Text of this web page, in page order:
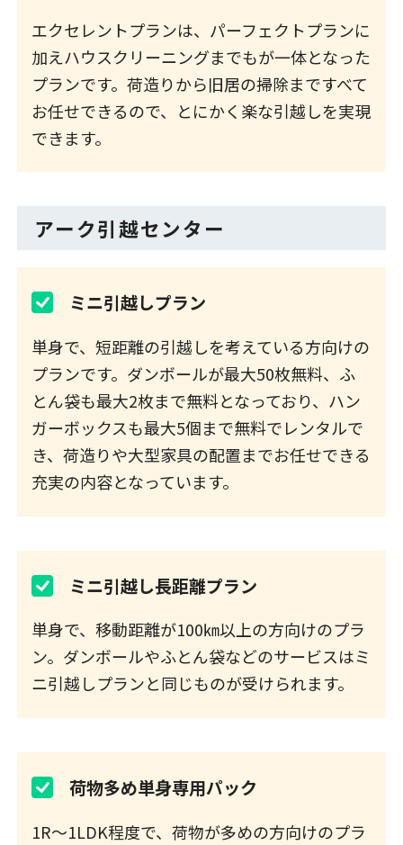
エクセレントプランは、パーフェクトプランに
加えハウスクリーニングまでもが一体となった
プランです。荷造りから旧居の掃除まですべて
お任せできるので、とにかく楽な引越しを実現
できます。
アーク引越センター
ミニ引越しプラン
単身で、短距離の引越しを考えている方向けの
プランです。ダンボールが最大50枚無料、ふ
とん袋も最大2枚まで無料となっており、ハン
ガーボックスも最大5個まで無料でレンタルで
き、荷造りや大型家具の配置までお任せできる
充実の内容となっています。
ミニ引越し長距離プラン
単身で、移動距離が100㎞以上の方向けのプラ
ン。ダンボールやふとん袋などのサービスはミ
ニ引越しプランと同じものが受けられます。
荷物多め単身専用パック
1R～1LDK程度で、荷物が多めの方向けのプラ